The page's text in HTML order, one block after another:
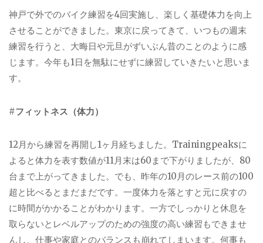
神戸で外でのバイク練習を4回実施し、楽しく基礎体力を向上
させることができました。東京に戻ってきて、いつもの週末
練習を行うと、大晦日や元旦がずいぶん昔のことのように感
じます。今年も1 日を無駄にせずに練習していきたいと思いま
す。
#フィットネス（体力）
12月から練習を再開し1ヶ月経ちました。 Trainingpeaksに
よると体力を表す数値が11月末は60 まで下がりましたが、 80
台まで上がってきました。でも、昨年の10月のレース前の100
超と比べるとまだまだです。一度体力を落とすと元に戻すの
に時間がかかることがわかります。一方でしっかりと休息を
取らないとレベルアップのための強度の高い練習もできませ
んし、仕事や家庭とのバランスも崩れてしまいます。何事も